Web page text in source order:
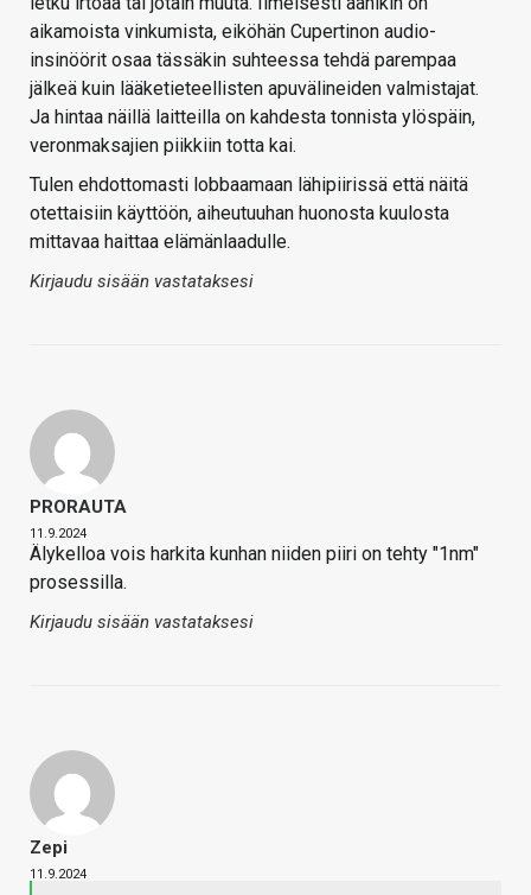
aikamoista vinkumista, eiköhän Cupertinon audio-
insinöörit osaa tässäkin suhteessa tehdä parempaa
jälkeä kuin lääketieteellisten apuvälineiden valmistajat.
Ja hintaa näillä laitteilla on kahdesta tonnista ylöspäin,
veronmaksajien piikkiin totta kai.
Tulen ehdottomasti lobbaamaan lähipiirissä että näitä
otettaisiin käyttöön, aiheutuuhan huonosta kuulosta
mittavaa haittaa elämänlaadulle.
Kirjaudu sisään vastataksesi
PRORAUTA
11.9.2024
Älykelloa vois harkita kunhan niiden piiri on tehty "1nm"
prosessilla.
Kirjaudu sisään vastataksesi
Zepi
11.9.2024